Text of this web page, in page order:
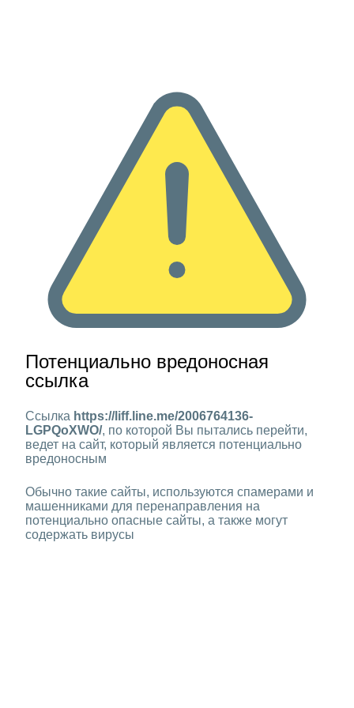
Потенциально вредоносная
ссылка
Ссылка https://liff.line.me/2006764136-
LGPQoXWO/, по которой Вы пытались перейти,
ведет на сайт, который является потенциально
вредоносным
Обычно такие сайты, используются спамерами и
машенниками для перенаправления на
потенциально опасные сайты, а также могут
содержать вирусы